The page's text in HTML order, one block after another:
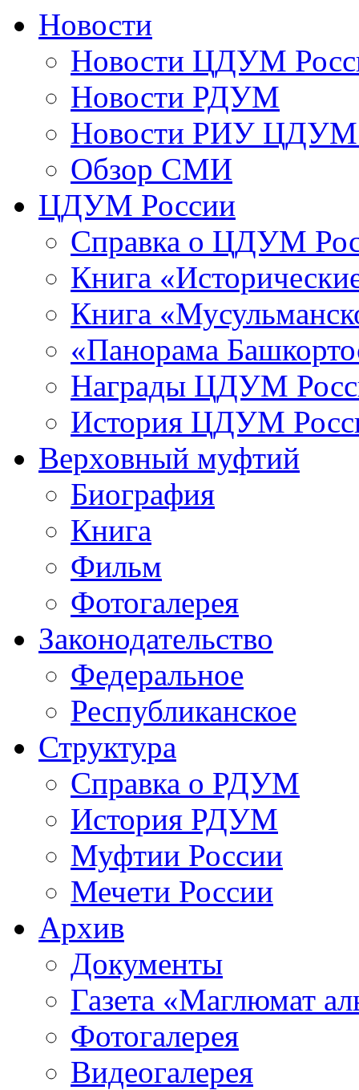
Новости
Новости ЦДУМ
Новости РДУМ
Новости РИУ ЦДУМ
Обзор СМИ
ЦДУМ России
Справка о ЦДУМ
Книга
Книга
«Панорама
Награды ЦДУМ
История ЦДУМ
Верховный муфтий
Биография
Книга
Фильм
Фотогалерея
Законодательство
Федеральное
Республиканское
Структура
Справка о РДУМ
История РДУМ
Муфтии России
Мечети России
Архив
Документы
Газета «Маглюмат
Фотогалерея
Видеогалерея